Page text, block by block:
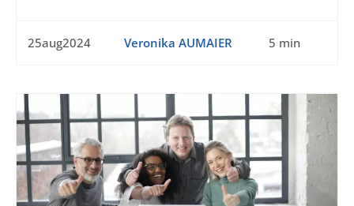
25aug2024 Veronika AUMAIER 5 min